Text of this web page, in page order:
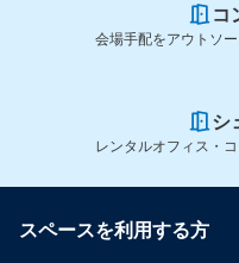
コ
会場手配をアウトソ
シ
レンタルオフィス・
スペースを利用する方